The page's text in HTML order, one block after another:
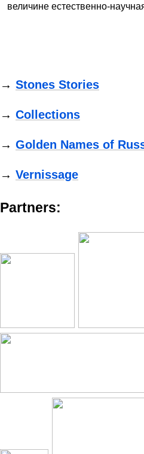
величине естественно-
выдающегося архитектора
→ Stones Stories
→ Collections
→ Golden Names of
→ Vernissage
Partners: